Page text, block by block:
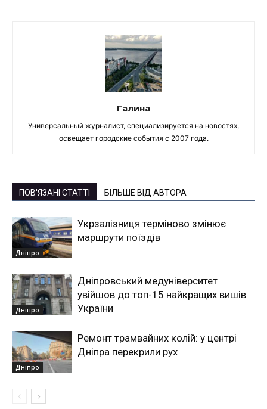
Галина
Универсальный журналист, специализируется на новостях,
освещает городские события с 2007 года.
ПОВ'ЯЗАНІ СТАТТІ БІЛЬШЕ ВІД АВТОРА
Дніпро
Укрзалізниця терміново змінює
маршрути поїздів
Дніпро
Дніпровський медуніверситет
увійшов до топ-15 найкращих вишів
України
Дніпро
Ремонт трамвайних колій: у центрі
Дніпра перекрили рух